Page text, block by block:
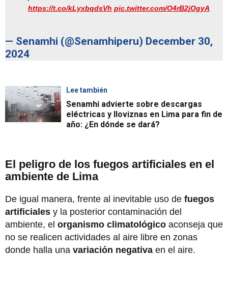
https://t.co/kLyxbqdsVh pic.twitter.com/O4rB2jOgyA
— Senamhi (@Senamhiperu) December 30,
2024
Lee también
Senamhi advierte sobre descargas
eléctricas y lloviznas en Lima para fin de
año: ¿En dónde se dará?
El peligro de los fuegos artificiales en el
ambiente de Lima
De igual manera, frente al inevitable uso de fuegos
artificiales y la posterior contaminación del
ambiente, el organismo climatológico aconseja que
no se realicen actividades al aire libre en zonas
donde halla una variación negativa en el aire.